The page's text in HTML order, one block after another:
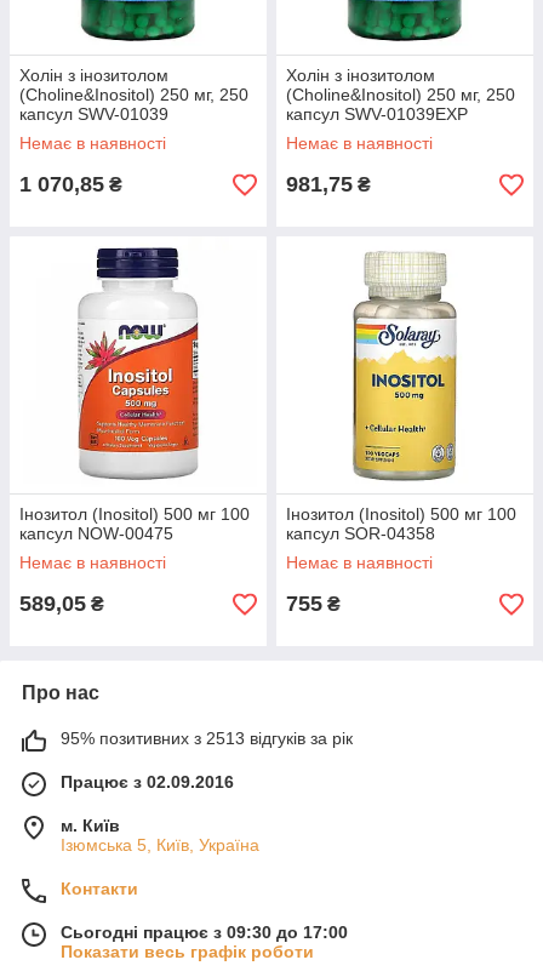
Холін з інозитолом
(Choline&Inositol) 250 мг, 250
капсул SWV-01039
Немає в наявності
1 070,85 ₴
Холін з інозитолом
(Choline&Inositol) 250 мг, 250
капсул SWV-01039EXP
Немає в наявності
981,75 ₴
Інозитол (Inositol) 500 мг 100
капсул NOW-00475
Немає в наявності
589,05 ₴
Інозитол (Inositol) 500 мг 100
капсул SOR-04358
Немає в наявності
755 ₴
Про нас
95% позитивних з 2513 відгуків за рік
Працює з 02.09.2016
м. Київ
Ізюмська 5, Київ, Україна
Контакти
Сьогодні працює з 09:30 до 17:00
Показати весь графік роботи